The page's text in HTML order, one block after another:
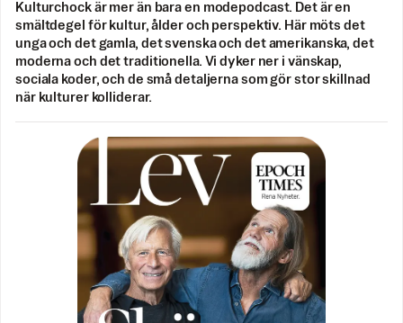
Kulturchock är mer än bara en modepodcast. Det är en
smältdegel för kultur, ålder och perspektiv. Här möts det
unga och det gamla, det svenska och det amerikanska, det
moderna och det traditionella. Vi dyker ner i vänskap,
sociala koder, och de små detaljerna som gör stor skillnad
när kulturer kolliderar.